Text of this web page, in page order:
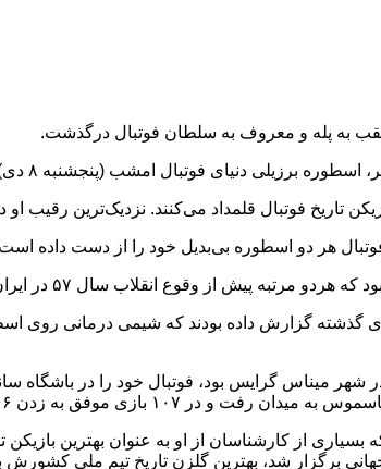
به پله و معروف به سلطان فوتبال درگذشت.
۸ دی) در ۸۲ سالگی و پس از چند سال دست و پنجه نرم کردن با بیماری سرطان روده بزرگ از دنیا رفت.
هر دو اسطوره بی‌بدیل خود را از دست داده است؛
سال ۵۷ در ایران بود. عکس‌هایی از این سفر خاطره انگیز و بازی مقابل تیم‌های ایرانی را می‌بینید.
گذشته گزارش داده بودند که شیمی درمانی روی
و در ۱۰۷ بازی موفق به زدن ۶۶ گل شد.
برگزار شد، بهترین گلزن تاریخ تیم ملی کشورش